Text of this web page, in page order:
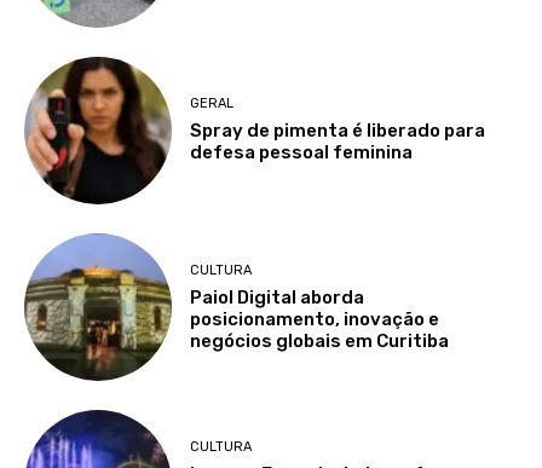
GERAL
Spray de pimenta é liberado para
defesa pessoal feminina
CULTURA
Paiol Digital aborda
posicionamento, inovação e
negócios globais em Curitiba
CULTURA